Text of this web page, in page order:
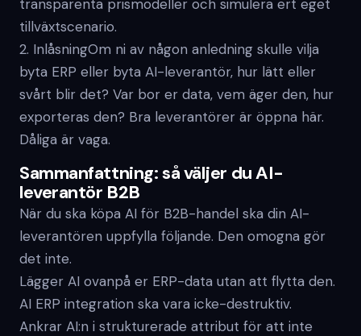
transparenta prismodeller och simulera ert eget
tillväxtscenario.
2. InlåsningOm ni av någon anledning skulle vilja
byta ERP eller byta AI-leverantör, hur lätt eller
svårt blir det? Var bor er data, vem äger den, hur
exporteras den? Bra leverantörer är öppna här.
Dåliga är vaga.
Sammanfattning: så väljer du AI-
leverantör B2B
När du ska köpa AI för B2B-handel ska din AI-
leverantören uppfylla följande. Den omogna gör
det inte.
Lägger AI ovanpå er ERP-data utan att flytta den.
AI ERP integration ska vara icke-destruktiv.
Ankrar AI:n i strukturerade attribut för att inte